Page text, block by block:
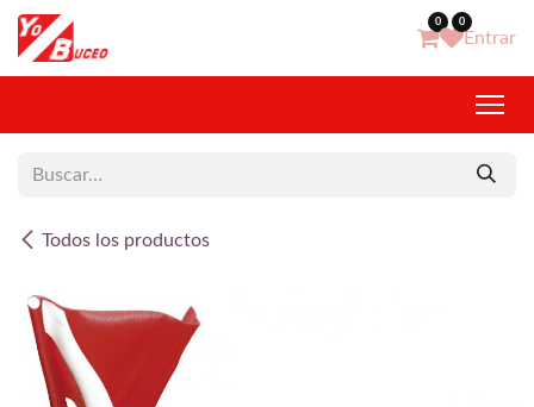
Ir al contenido 0 0
Entrar
Todos los productos